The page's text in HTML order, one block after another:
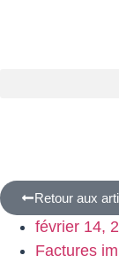
Retour aux
février 14,
Factures